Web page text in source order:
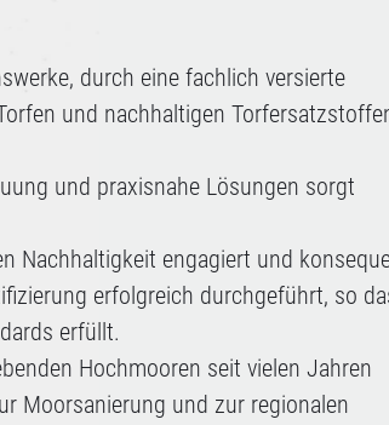
durch eine fachlich versierte
und nachhaltigen
und praxisnahe Lösungen sorgt
Nachhaltigkeit engagiert und
erfolgreich durchgeführt, so
erfüllt.
Hochmooren seit vielen Jahren
Moorsanierung und zur regionalen